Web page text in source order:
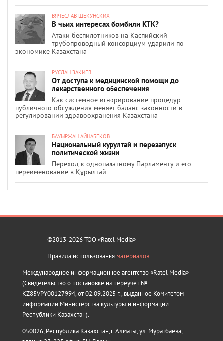
ВЯЧЕСЛАВ ЩЕКУНСКИХ
В чьих интересах бомбили КТК?
Атаки беспилотников на Каспийский
трубопроводный консорциум ударили по
экономике Казахстана
РУСЛАН ЗАКИЕВ
От доступа к медицинской помощи до
лекарственного обеспечения
Как системное игнорирование процедур
публичного обсуждения меняет баланс законности в
регулировании здравоохранения Казахстана
БАУЫРЖАН АЙНАБЕКОВ
Национальный курултай и перезапуск
политической жизни
Переход к однопалатному Парламенту и его
переименование в Құрылтай
©2013-2026 ТОО «Ratel Media»
Правила использования материалов
Международное информационное агентство «Ratel Media»
(Свидетельство о постановке на переучёт №
KZ85VPY00127994, от 02.09.2025 г., выданное Комитетом
информации Министерства культуры и информации
Республики Казахстан).
050026, Республика Казахстан, г. Алматы, ул. Муратбаева,